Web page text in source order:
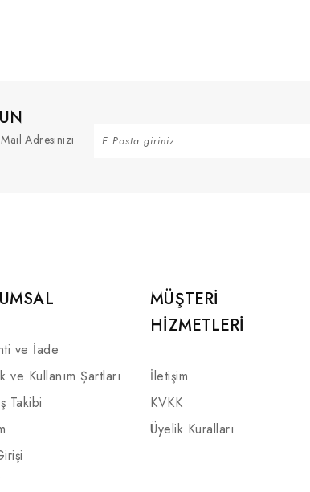
Adresinizi
ve İade
ve Kullanım Şartları
Takibi
MÜŞTERI
HIZMETLERI
İletişim
KVKK
Üyelik Kuralları